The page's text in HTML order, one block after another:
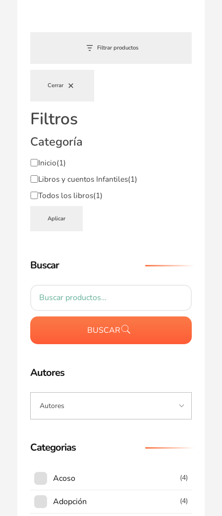
Filtrar productos
Cerrar
Filtros
Categoría
Inicio(1)
Libros y cuentos Infantiles(1)
Todos los libros(1)
Aplicar
Buscar
BUSCAR
Autores
Categorias
Acoso (4)
Adopción (4)